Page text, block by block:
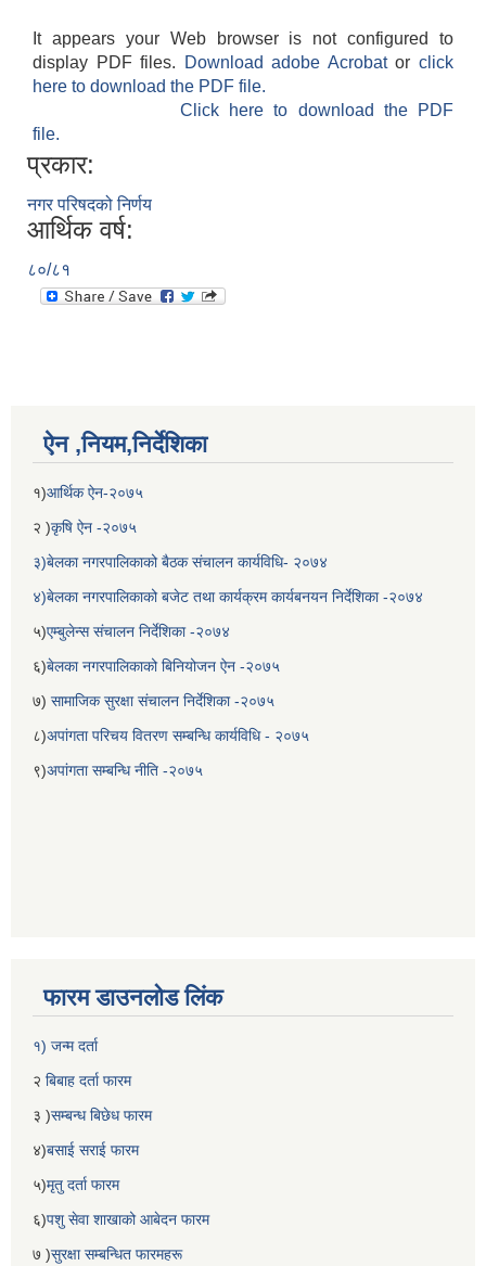
It appears your Web browser is not configured to
display PDF files.
Download adobe Acrobatorclick
here to download the PDF file.
Click here to download the PDF
file.
प्रकार:
नगर परिषदको निर्णय
आर्थिक वर्ष:
८०/८१
ऐन ,नियम,निर्देशिका
१)आर्थिक ऐन-२०७५
२ )कृषि ऐन -२०७५
३)बेलका नगरपालिकाको बैठक संचालन कार्यविधि- २०७४
४)बेलका नगरपालिकाको बजेट तथा कार्यक्रम कार्यबनयन निर्देशिका -२०७४
५)एम्बुलेन्स संचालन निर्देशिका -२०७४
६)बेलका नगरपालिकाको बिनियोजन ऐन -२०७५
७) सामाजिक सुरक्षा संचालन निर्देशिका -२०७५
८)अपांगता परिचय वितरण सम्बन्धि कार्यविधि - २०७५
९)अपांगता सम्बन्धि नीति -२०७५
फारम डाउनलोड लिंक
१) जन्म दर्ता
२ बिबाह दर्ता फारम
३ )सम्बन्ध बिछेध फारम
४)बसाई सराई फारम
५)मृतु दर्ता फारम
६)पशु सेवा शाखाको आबेदन फारम
७ )सुरक्षा सम्बन्धित फारमहरू